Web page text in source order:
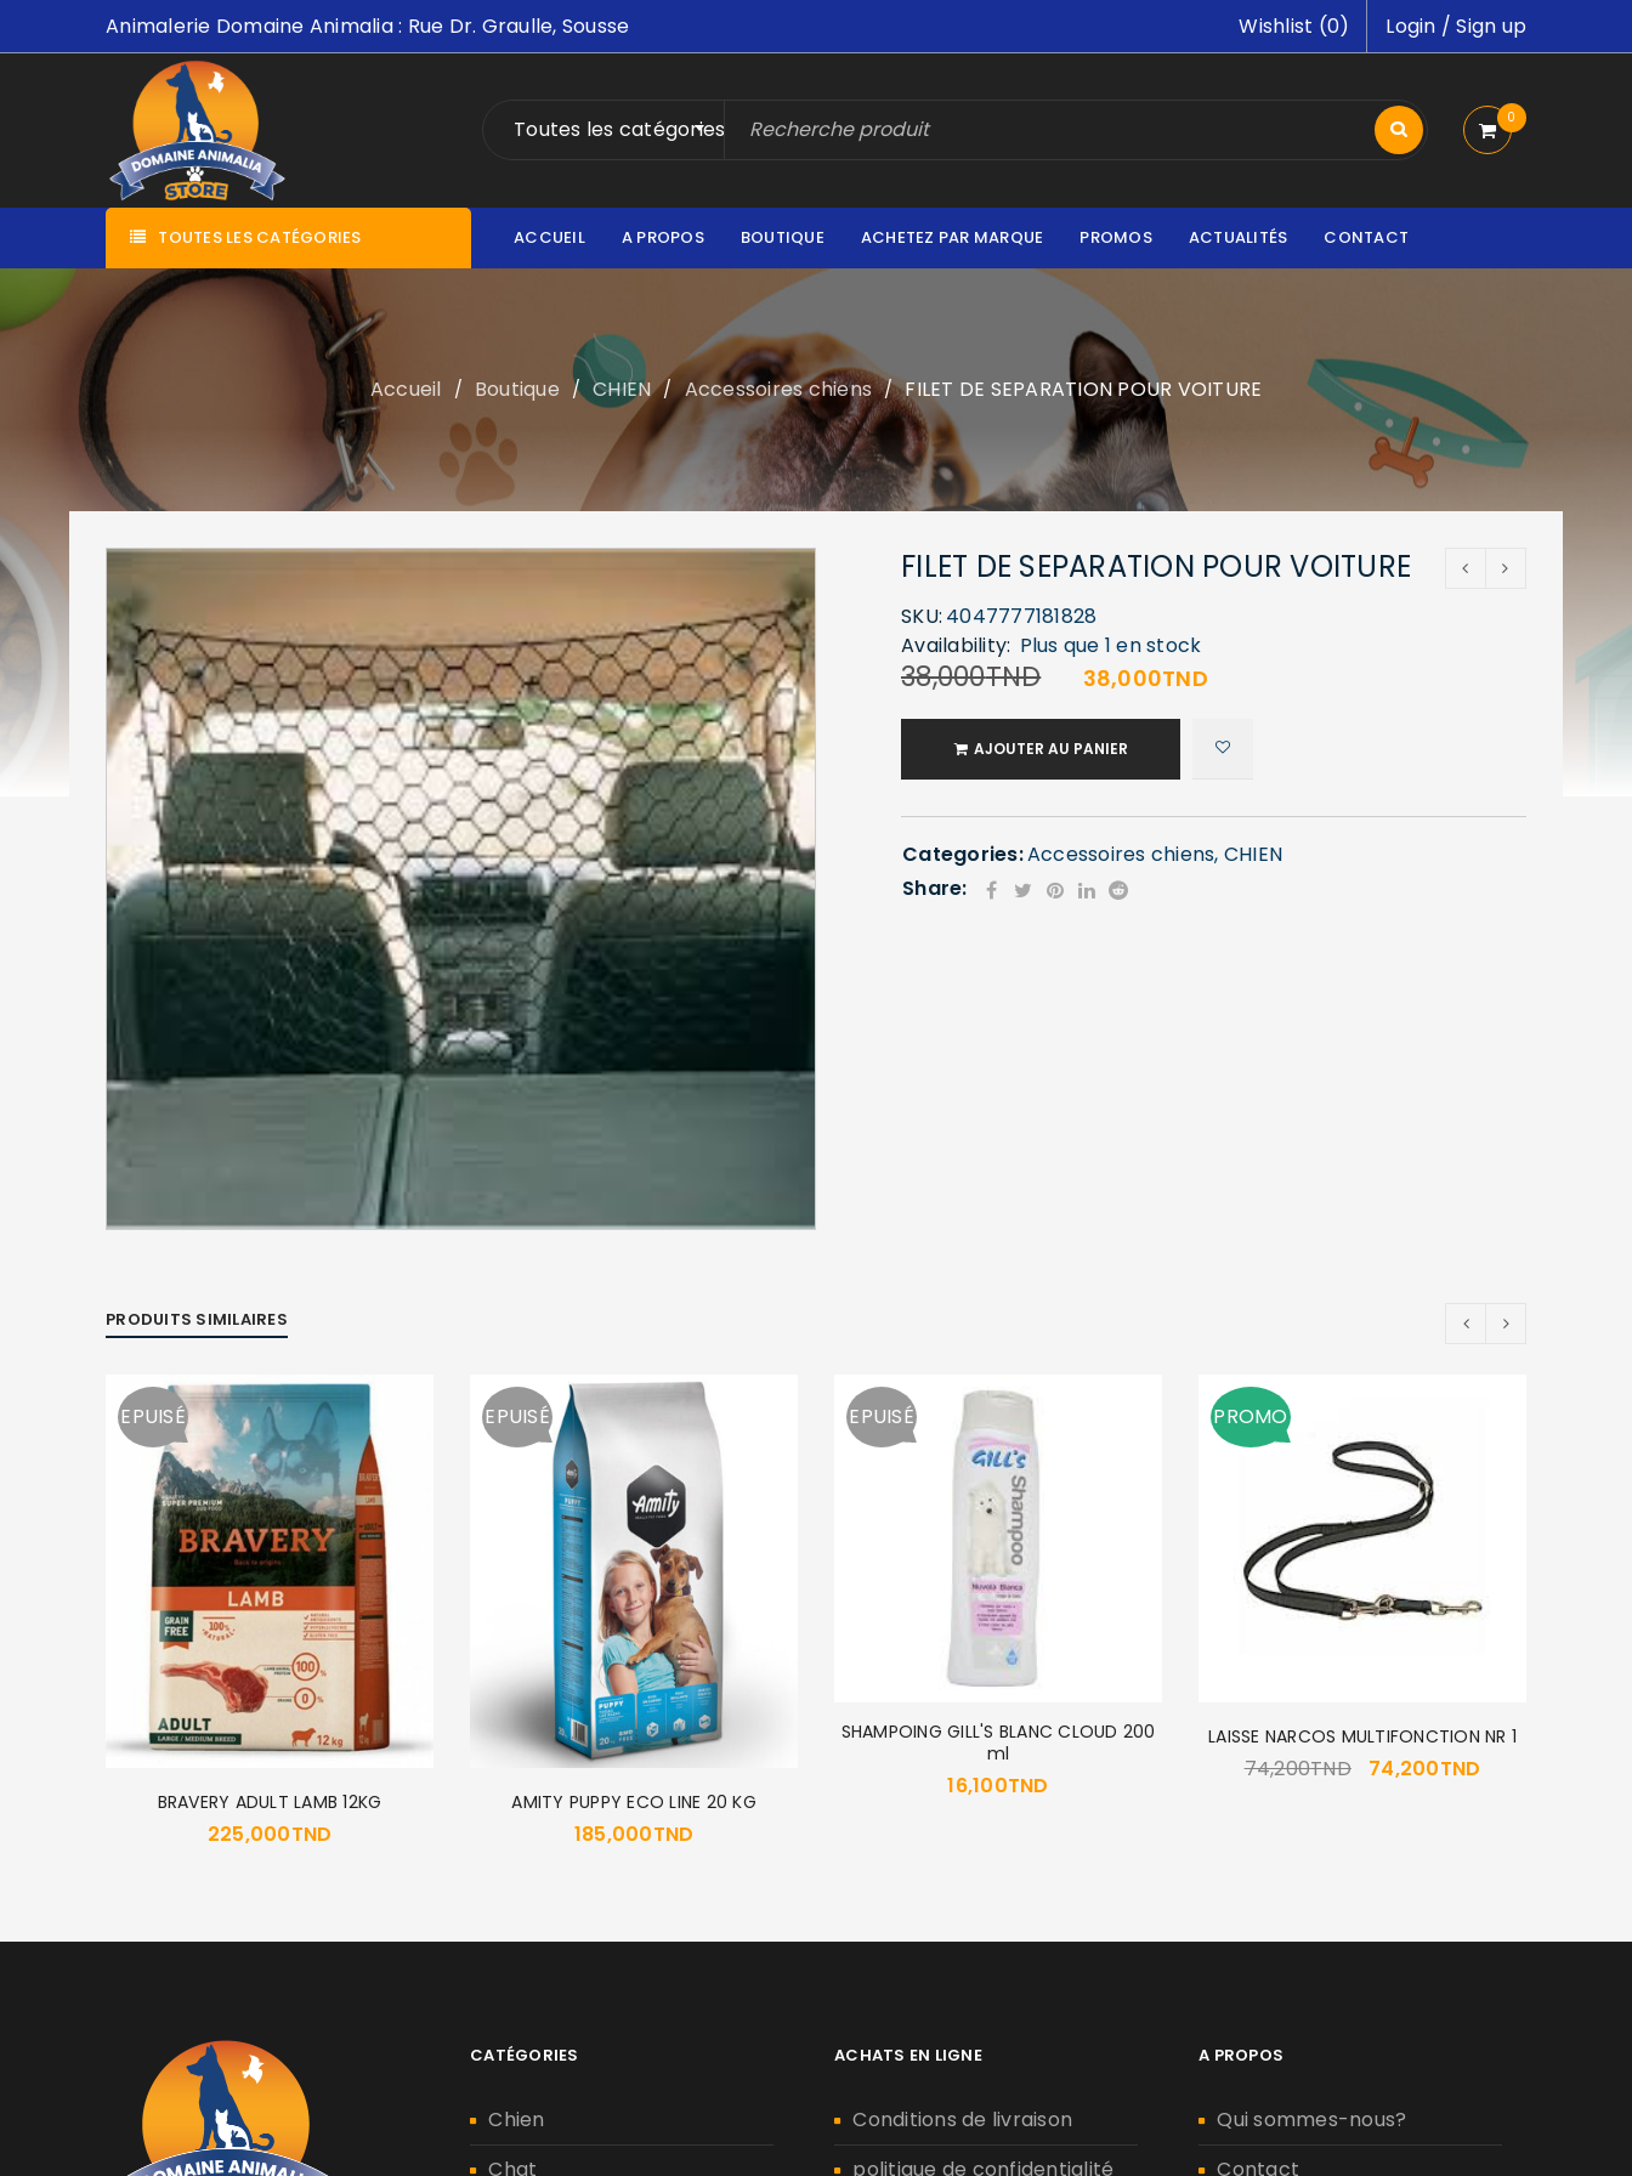
Se souvenir de moi
SE CONNECTER
MOT DE PASSE PERDU ?
Animalerie Domaine Animalia : Rue Dr. Graulle, Sousse Login /Sign up
Wishlist (0)
Toutes les catégories 0
TOUTES LES CATÉGORIES ACCUEIL A PROPOS BOUTIQUE ACHETEZ PAR MARQUE PROMOS ACTUALITÉS CONTACT
Accueil / Boutique / CHIEN / Accessoires chiens / FILET DE SEPARATION POUR VOITURE
FILET DE SEPARATION POUR VOITURE
SKU: 4047777181828
Availability: Plus que 1 en stock
38,000TND 38,000TND
AJOUTER AU PANIER
Categories:Accessoires chiens, CHIEN
Share:
PRODUITS SIMILAIRES
EPUISÉ
BRAVERY ADULT LAMB 12KG
225,000TND
EPUISÉ
AMITY PUPPY ECO LINE 20 KG
185,000TND
EPUISÉ
SHAMPOING GILL'S BLANC CLOUD 200
ml
16,100TND
PROMO
LAISSE NARCOS MULTIFONCTION NR 1
74,200TND 74,200TND
CATÉGORIES
Chien
Chat
ACHATS EN LIGNE
Conditions de livraison
politique de confidentialité
A PROPOS
Qui sommes-nous?
Contact